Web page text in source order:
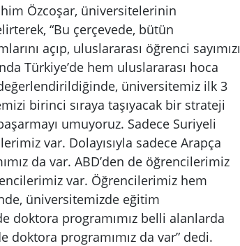
Özcoşar, üniversitelerinin
“Bu çerçevede, bütün
açıp, uluslararası öğrenci sayımızı
Türkiye’de hem uluslararası hoca
üniversitemiz ilk 3
birinci sıraya taşıyacak bir strateji
umuyoruz. Sadece Suriyeli
var. Dolayısıyla sadece Arapça
da var. ABD’den de öğrencilerimiz
var. Öğrencilerimiz hem
üniversitemizde eğitim
doktora programımız belli alanlarda
doktora programımız da var” dedi.